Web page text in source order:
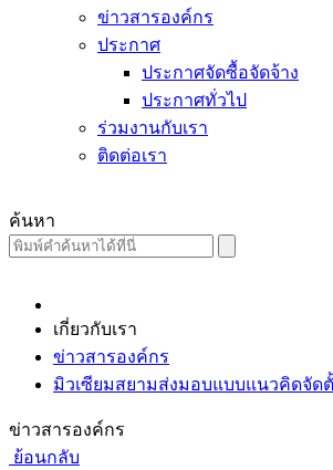
ข่าวสารองค์กร
ประกาศ
ประกาศจัดซื้อจัดจ้าง
ประกาศทั่วไป
ร่วมงานกับเรา
ติดต่อเรา
ค้นหา
เกี่ยวกับเรา
ข่าวสารองค์กร
มิวเซียมสยามส่งมอบแบบแนวคิดจั
ข่าวสารองค์กร
ย้อนกลับ